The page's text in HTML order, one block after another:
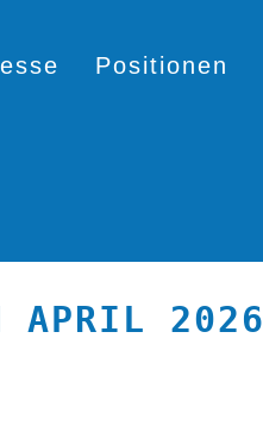
Positionen
APRIL 2026